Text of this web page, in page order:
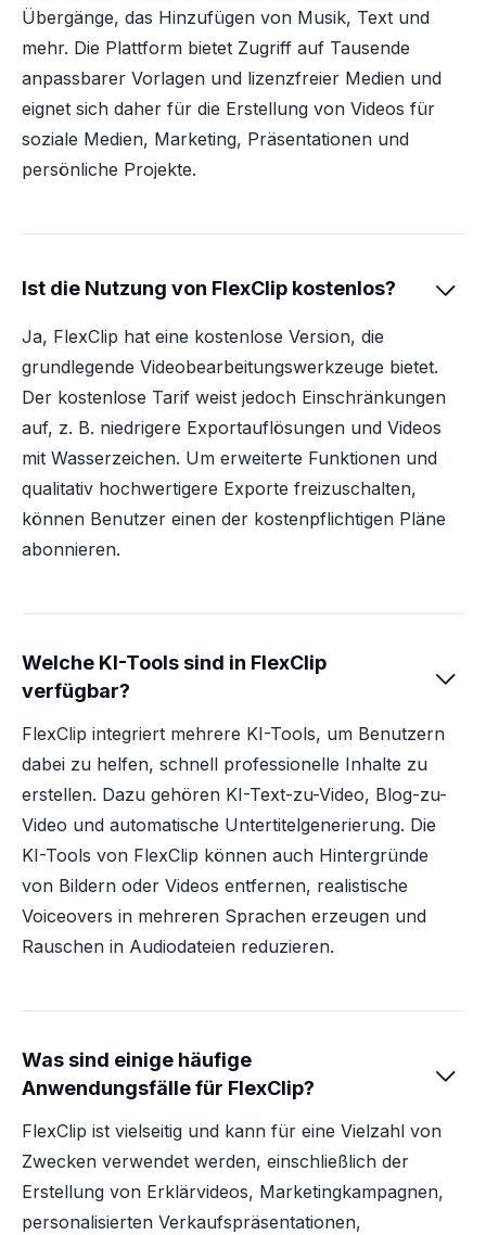
Übergänge, das Hinzufügen von Musik, Text und
mehr. Die Plattform bietet Zugriff auf Tausende
anpassbarer Vorlagen und lizenzfreier Medien und
eignet sich daher für die Erstellung von Videos für
soziale Medien, Marketing, Präsentationen und
persönliche Projekte.
Ist die Nutzung von FlexClip kostenlos? 
Ja, FlexClip hat eine kostenlose Version, die
grundlegende Videobearbeitungswerkzeuge bietet.
Der kostenlose Tarif weist jedoch Einschränkungen
auf, z. B. niedrigere Exportauflösungen und Videos
mit Wasserzeichen. Um erweiterte Funktionen und
qualitativ hochwertigere Exporte freizuschalten,
können Benutzer einen der kostenpflichtigen Pläne
abonnieren.
Welche KI-Tools sind in FlexClip
verfügbar?

FlexClip integriert mehrere KI-Tools, um Benutzern
dabei zu helfen, schnell professionelle Inhalte zu
erstellen. Dazu gehören KI-Text-zu-Video, Blog-zu-
Video und automatische Untertitelgenerierung. Die
KI-Tools von FlexClip können auch Hintergründe
von Bildern oder Videos entfernen, realistische
Voiceovers in mehreren Sprachen erzeugen und
Rauschen in Audiodateien reduzieren.
Was sind einige häufige
Anwendungsfälle für FlexClip?

FlexClip ist vielseitig und kann für eine Vielzahl von
Zwecken verwendet werden, einschließlich der
Erstellung von Erklärvideos, Marketingkampagnen,
personalisierten Verkaufspräsentationen,